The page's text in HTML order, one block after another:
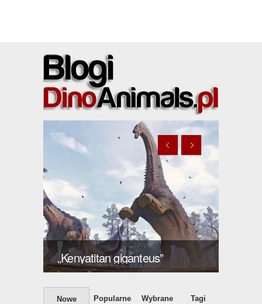
„Kenyatitan giganteus”
Nowe Popularne Wybrane Tagi